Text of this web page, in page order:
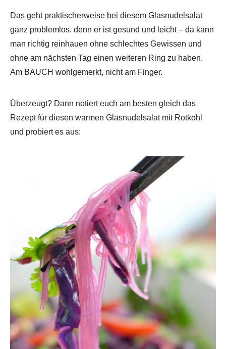
Das geht praktischerweise bei diesem Glasnudelsalat
ganz problemlos. denn er ist gesund und leicht – da kann
man richtig reinhauen ohne schlechtes Gewissen und
ohne am nächsten Tag einen weiteren Ring zu haben.
Am BAUCH wohlgemerkt, nicht am Finger.
Überzeugt? Dann notiert euch am besten gleich das
Rezept für diesen warmen Glasnudelsalat mit Rotkohl
und probiert es aus: